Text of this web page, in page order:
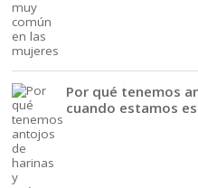
Por qué tenemos
cuando estamos